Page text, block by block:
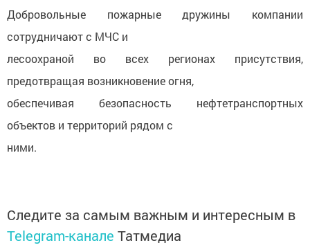
Добровольные пожарные дружины компании
сотрудничают с МЧС и
лесоохраной во всех регионах присутствия,
предотвращая возникновение огня,
обеспечивая безопасность нефтетранспортных
объектов и территорий рядом с
ними.
Следите за самым важным и интересным в
Telegram-канале Татмедиа